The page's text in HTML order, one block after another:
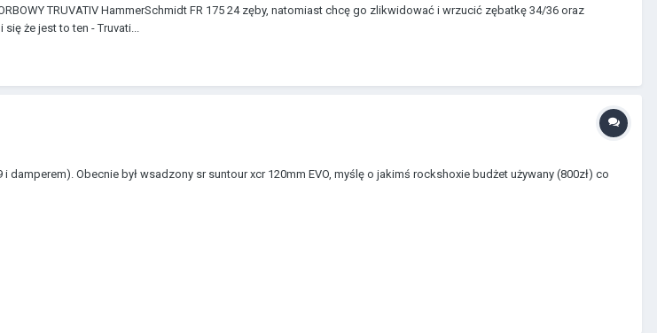
TRUVATIV HammerSchmidt FR 175 24 zęby, natomiast chcę go zlikwidować i wrzucić zębatkę 34/36 oraz
że jest to ten - Truvati...
Obecnie był wsadzony sr suntour xcr 120mm EVO, myślę o jakimś rockshoxie budżet używany (800zł) co